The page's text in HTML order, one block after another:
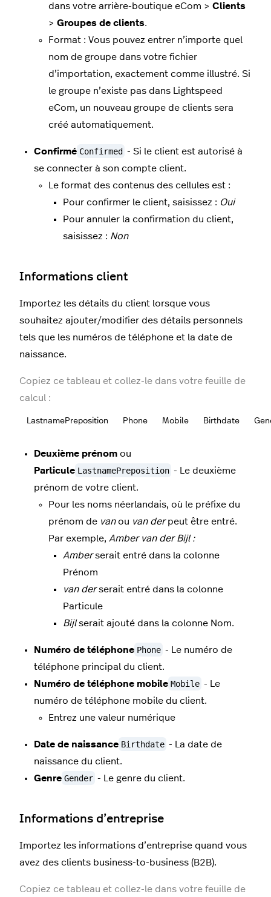
dans votre arrière-boutique eCom > Clients
> Groupes de clients.
Format : Vous pouvez entrer n’importe quel
nom de groupe dans votre fichier
d’importation, exactement comme illustré. Si
le groupe n’existe pas dans Lightspeed
eCom, un nouveau groupe de clients sera
créé automatiquement.
Confirmé Confirmed - Si le client est autorisé à
se connecter à son compte client.
Le format des contenus des cellules est :
Pour confirmer le client, saisissez : Oui
Pour annuler la confirmation du client,
saisissez : Non
Informations client
Importez les détails du client lorsque vous
souhaitez ajouter/modifier des détails personnels
tels que les numéros de téléphone et la date de
naissance.
Copiez ce tableau et collez-le dans votre feuille de
calcul :
LastnamePreposition Phone Mobile Birthdate
Deuxième prénom ou
Particule LastnamePreposition - Le deuxième
prénom de votre client.
Pour les noms néerlandais, où le préfixe du
prénom de vanou van derpeut être entré.
Par exemple, Amber van der Bijl :
Amberserait entré dans la colonne
Prénom
van derserait entré dans la colonne
Particule
Bijlserait ajouté dans la colonne Nom.
Numéro de téléphone Phone - Le numéro de
téléphone principal du client.
Numéro de téléphone mobile Mobile - Le
numéro de téléphone mobile du client.
Entrez une valeur numérique
Date de naissance Birthdate - La date de
naissance du client.
Genre Gender - Le genre du client.
Informations d’entreprise
Importez les informations d’entreprise quand vous
avez des clients business-to-business (B2B).
Copiez ce tableau et collez-le dans votre feuille de